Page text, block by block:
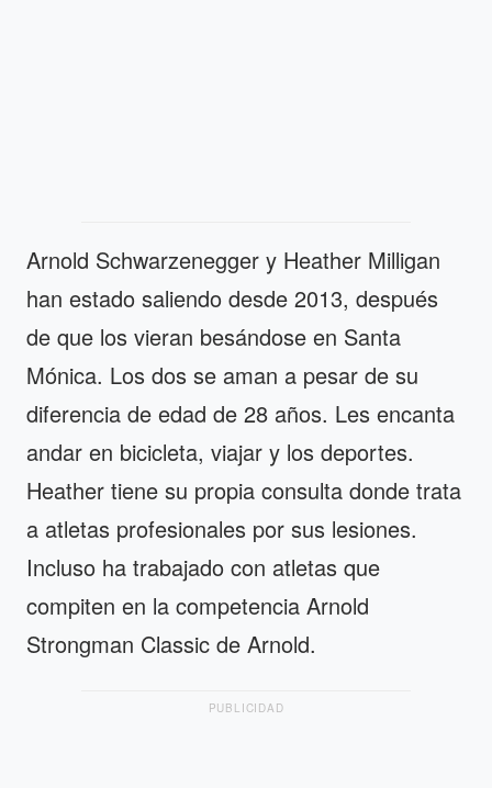
Arnold Schwarzenegger y Heather Milligan
han estado saliendo desde 2013, después
de que los vieran besándose en Santa
Mónica. Los dos se aman a pesar de su
diferencia de edad de 28 años. Les encanta
andar en bicicleta, viajar y los deportes.
Heather tiene su propia consulta donde trata
a atletas profesionales por sus lesiones.
Incluso ha trabajado con atletas que
compiten en la competencia Arnold
Strongman Classic de Arnold.
PUBLICIDAD